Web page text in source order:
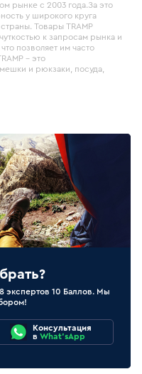
рынке с 2003 года.За это
у широкого круга
Товары TRAMP
к запросам рынка и
позволяет им часто
– это
и рюкзаки, посуда,
экспертов 10 Баллов. Мы
Консультация
в What'sApp